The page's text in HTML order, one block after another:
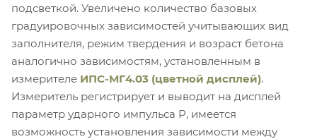
подсветкой. Увеличено количество базовых
градуировочных зависимостей учитывающих вид
заполнителя, режим твердения и возраст бетона
аналогично зависимостям, установленным в
измерителе ИПС-МГ4.03 (цветной дисплей).
Измеритель регистрирует и выводит на дисплей
параметр ударного импульса Р, имеется
возможность установления зависимости между